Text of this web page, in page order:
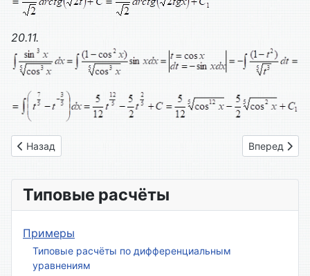
20.11.
Предыдущий: Вариант № 10
Назад Следующий:
Вперед
Типовые расчёты
Примеры
Типовые расчёты по дифференциальным
уравнениям